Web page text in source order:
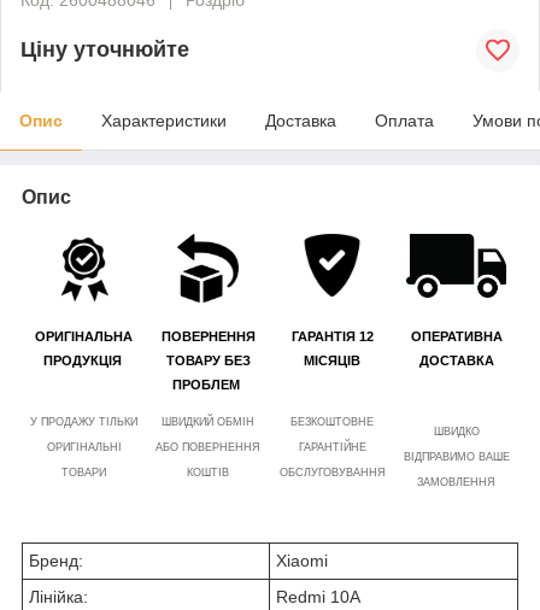
Ціну уточнюйте
Опис Характеристики Доставка Оплата Умови
Опис
ОРИГІНАЛЬНА
ПРОДУКЦІЯ
ПОВЕРНЕННЯ
ТОВАРУ БЕЗ
ПРОБЛЕМ
ГАРАНТІЯ 12
МІСЯЦІВ
ОПЕРАТИВНА
ДОСТАВКА
У ПРОДАЖУ ТІЛЬКИ
ОРИГІНАЛЬНІ
ТОВАРИ
ШВИДКИЙ ОБМІН
АБО ПОВЕРНЕННЯ
КОШТІВ
БЕЗКОШТОВНЕ
ГАРАНТІЙНЕ
ОБСЛУГОВУВАННЯ
ШВИДКО
ВІДПРАВИМО ВАШЕ
ЗАМОВЛЕННЯ
Бренд:
Xiaomi
Лінійка:
Redmi 10A